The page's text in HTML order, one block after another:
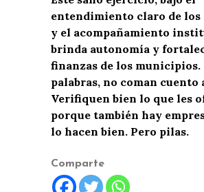
entendimiento claro de los
y el acompañamiento
brinda autonomía y
finanzas de los
palabras, no coman cuento
Verifiquen bien lo que les
porque también hay
lo hacen bien. Pero pilas.
Comparte